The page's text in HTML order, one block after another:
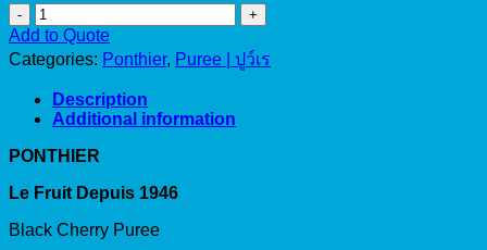
PONTHIER
Black
Cherry
Puree
(1KG)
quantity
Add to Quote
Categories: Ponthier, Puree | ปูว์เร
Description
Additional information
PONTHIER
Le Fruit Depuis 1946
Black Cherry Puree